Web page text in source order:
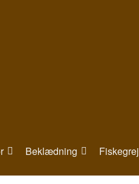
Beklædning Fiskegrej